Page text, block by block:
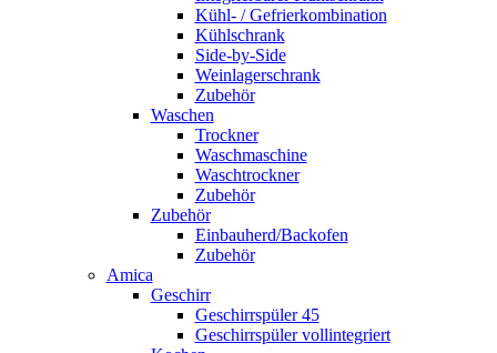
Kühl- / Gefrierkombination
Kühlschrank
Side-by-Side
Weinlagerschrank
Zubehör
Waschen
Trockner
Waschmaschine
Waschtrockner
Zubehör
Zubehör
Einbauherd/Backofen
Zubehör
Amica
Geschirr
Geschirrspüler 45
Geschirrspüler vollintegriert